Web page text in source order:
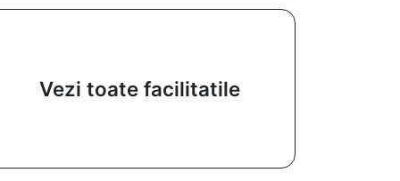
Vezi toate facilitatile